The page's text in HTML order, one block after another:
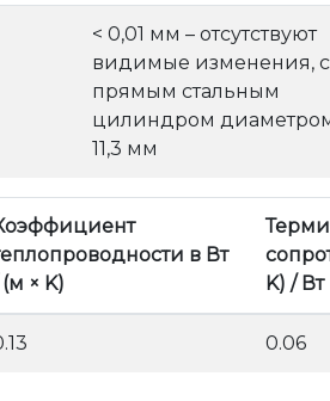
< 0,01 мм – отсутствуют
видимые изменения, c
прямым стальным
цилиндром
11,3 мм
в Вт
× K)
K) / Вт
0.06